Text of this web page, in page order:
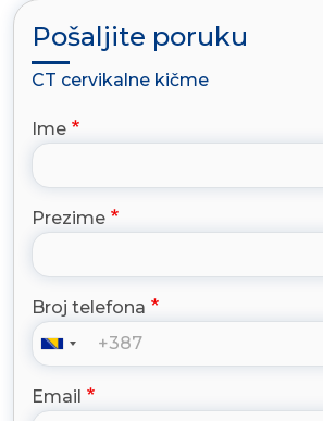
Pošaljite poruku
CT cervikalne kičme
Ime
Prezime
Broj telefona
Email